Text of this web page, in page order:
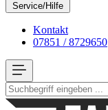
Service/Hilfe
Kontakt
07851 / 8729650